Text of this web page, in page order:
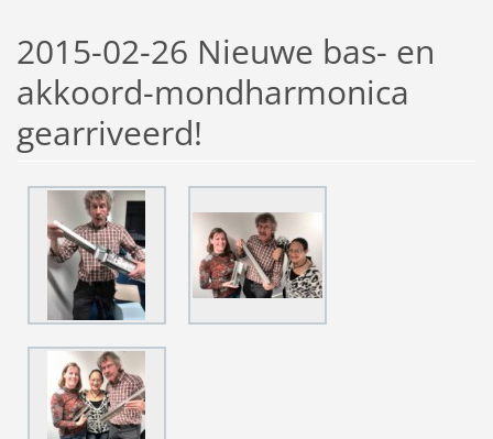
2015-02-26 Nieuwe bas- en
akkoord-mondharmonica
gearriveerd!